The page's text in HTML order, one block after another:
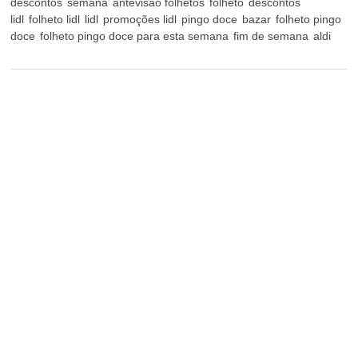
descontos semana antevisão folhetos folheto descontos
lidl folheto lidl lidl promoções lidl pingo doce bazar folheto pingo
doce folheto pingo doce para esta semana fim de semana aldi